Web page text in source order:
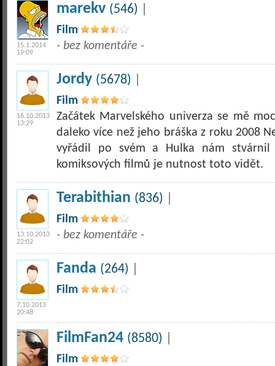
15.1.2014
19:09
marekv (546)
Film
- bez komentáře -
16.10.2013
13:29
Jordy (5678)
Film
Začátek Marvelského univerza se mě
daleko více než jeho bráška z roku 2008
vyřádil po svém a Hulka nám
komiksových filmů je nutnost toto vidět.
13.10.2013
22:02
Terabithian (836)
Film
- bez komentáře -
7.10.2013
20:48
Fanda (264)
Film
FilmFan24 (8580)
Film